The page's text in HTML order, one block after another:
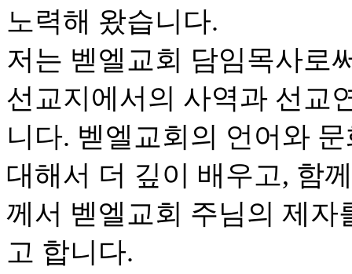
노력해 왔습니다.
저는 벧엘교회 담임목사로
선교지에서의 사역과 선교
니다. 벧엘교회의 언어와
대해서 더 깊이 배우고, 함
께서 벧엘교회 주님의 제
고 합니다.